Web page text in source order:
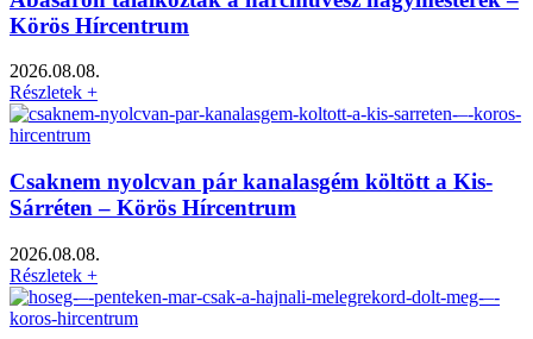
Körös Hírcentrum
2026.08.08.
Részletek +
Csaknem nyolcvan pár kanalasgém költött a Kis-
Sárréten – Körös Hírcentrum
2026.08.08.
Részletek +